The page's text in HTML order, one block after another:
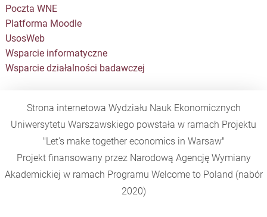
Poczta WNE
Platforma Moodle
UsosWeb
Wsparcie informatyczne
Wsparcie działalności badawczej
Strona internetowa Wydziału Nauk Ekonomicznych
Uniwersytetu Warszawskiego powstała w ramach Projektu
"Let's make together economics in Warsaw"
Projekt finansowany przez Narodową Agencję Wymiany
Akademickiej w ramach Programu Welcome to Poland (nabór
2020)